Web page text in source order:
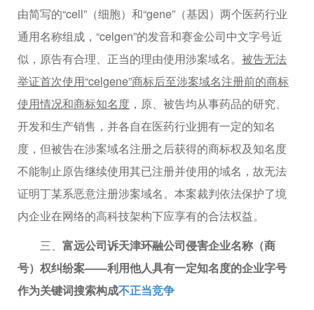
由简写的“cell”（细胞）和“gene”（基因）两个医药行业
通用名称组成，“celgen”的发音和赛金公司中文字号近
似，原告有合理、正当的理由使用涉案域名。 被告无法
举证首次使用“celgene”商标后至涉案域名注册前的商标
使用情况和商标知名度 ，原、被告均从事药品的研究、
开发和生产销售，并各自在医药行业拥有一定的知名
度，但被告在涉案域名注册之后获得的商标权及知名度
不能制止原告继续使用其已注册并使用的域名，故无法
证明丁某系恶意注册涉案域名。本案裁判依法保护了境
内企业在网络的高科技架构下应享有的合法权益。
三、 富远公司诉天津环融公司侵害企业名称（商
号）权纠纷案——利用他人具有一定知名度的企业字号
作为关键词搜索构成不正当竞争